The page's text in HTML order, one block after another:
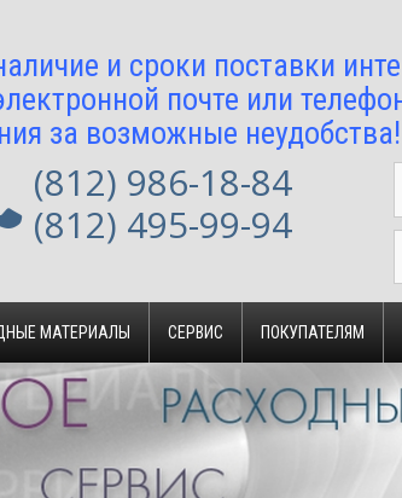
и сроки поставки
почте или
за возможные неудобства!
(812) 986-18-84
(812) 495-99-94
МАТЕРИАЛЫ СЕРВИС ПОКУПАТЕЛЯМ